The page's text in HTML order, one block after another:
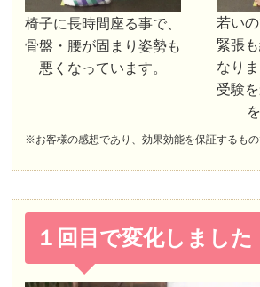
椅子に長時間座る事で、
骨盤・腰が固まり姿勢も
悪くなっています。
若い
緊張
なり
受験
※お客様の感想であり、効果効能を保証するもの
１回目で変化しました